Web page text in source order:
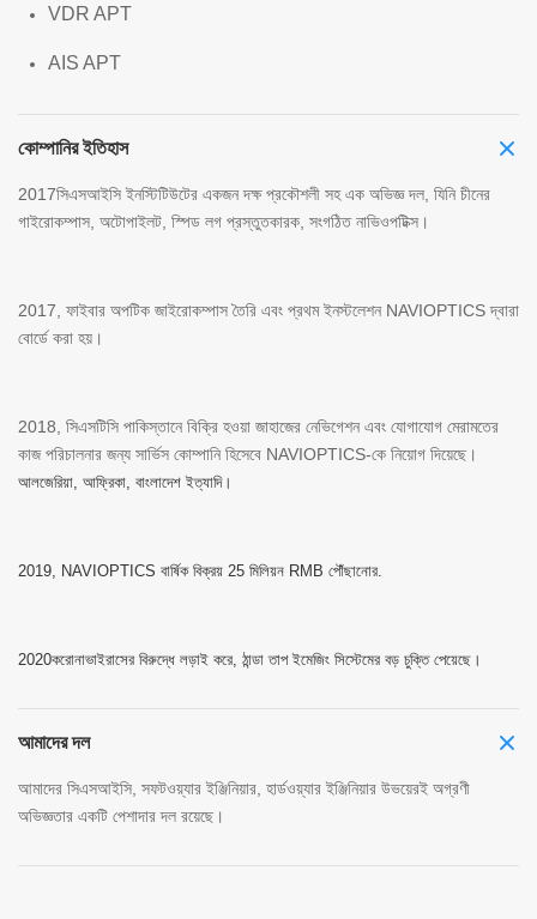
VDR APT
AIS APT
কোম্পানির ইতিহাস
2017সিএসআইসি ইনস্টিটিউটের একজন দক্ষ প্রকৌশলী সহ এক অভিজ্ঞ দল, যিনি চীনের
গাইরোকম্পাস, অটোপাইলট, স্পিড লগ প্রস্তুতকারক, সংগঠিত নাভিওপটিক্স।
2017, ফাইবার অপটিক জাইরোকম্পাস তৈরি এবং প্রথম ইনস্টলেশন NAVIOPTICS দ্বারা
বোর্ডে করা হয়।
2018, সিএসটিসি পাকিস্তানে বিক্রি হওয়া জাহাজের নেভিগেশন এবং যোগাযোগ মেরামতের
কাজ পরিচালনার জন্য সার্ভিস কোম্পানি হিসেবে NAVIOPTICS-কে নিয়োগ দিয়েছে।
আলজেরিয়া, আফ্রিকা, বাংলাদেশ ইত্যাদি।
2019, NAVIOPTICS বার্ষিক বিক্রয় 25 মিলিয়ন RMB পৌঁছানোর.
2020করোনাভাইরাসের বিরুদ্ধে লড়াই করে, ঠান্ডা তাপ ইমেজিং সিস্টেমের বড় চুক্তি পেয়েছে।
আমাদের দল
আমাদের সিএসআইসি, সফটওয়্যার ইঞ্জিনিয়ার, হার্ডওয়্যার ইঞ্জিনিয়ার উভয়েরই অগ্রণী
অভিজ্ঞতার একটি পেশাদার দল রয়েছে।